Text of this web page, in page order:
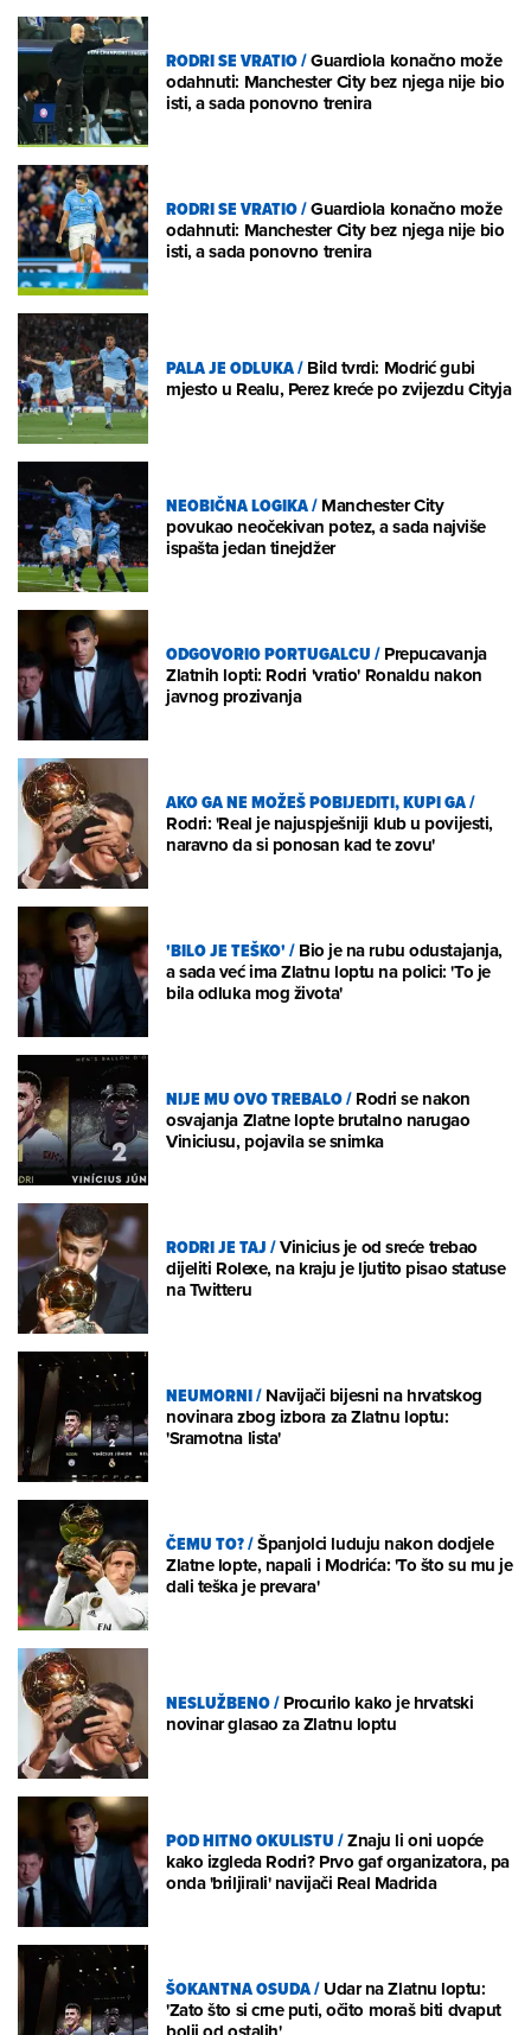
RODRI SE VRATIO/Guardiola konačno može
odahnuti: Manchester City bez njega nije bio
isti, a sada ponovno trenira
RODRI SE VRATIO/Guardiola konačno može
odahnuti: Manchester City bez njega nije bio
isti, a sada ponovno trenira
PALA JE ODLUKA/Bild tvrdi: Modrić gubi
mjesto u Realu, Perez kreće po zvijezdu Cityja
NEOBIČNA LOGIKA/Manchester City
povukao neočekivan potez, a sada najviše
ispašta jedan tinejdžer
ODGOVORIO PORTUGALCU/Prepucavanja
Zlatnih lopti: Rodri 'vratio' Ronaldu nakon
javnog prozivanja
AKO GA NE MOŽEŠ POBIJEDITI, KUPI GA/
Rodri: 'Real je najuspješniji klub u povijesti,
naravno da si ponosan kad te zovu'
'BILO JE TEŠKO'/Bio je na rubu odustajanja,
a sada već ima Zlatnu loptu na polici: 'To je
bila odluka mog života'
NIJE MU OVO TREBALO/Rodri se nakon
osvajanja Zlatne lopte brutalno narugao
Viniciusu, pojavila se snimka
RODRI JE TAJ/Vinicius je od sreće trebao
dijeliti Rolexe, na kraju je ljutito pisao statuse
na Twitteru
NEUMORNI/Navijači bijesni na hrvatskog
novinara zbog izbora za Zlatnu loptu:
'Sramotna lista'
ČEMU TO?/Španjolci luduju nakon dodjele
Zlatne lopte, napali i Modrića: 'To što su mu je
dali teška je prevara'
NESLUŽBENO/Procurilo kako je hrvatski
novinar glasao za Zlatnu loptu
POD HITNO OKULISTU/Znaju li oni uopće
kako izgleda Rodri? Prvo gaf organizatora, pa
onda 'briljirali' navijači Real Madrida
ŠOKANTNA OSUDA/Udar na Zlatnu loptu:
'Zato što si crne puti, očito moraš biti dvaput